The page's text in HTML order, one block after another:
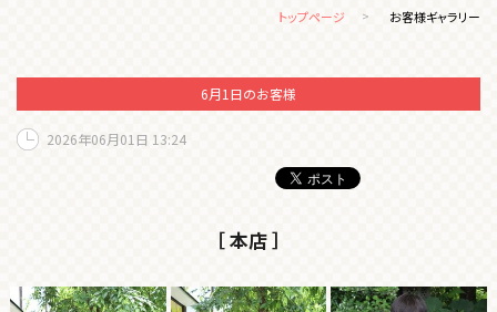
トップページ お客様ギャラリー
6月1日のお客様
2026年06月01日 13:24
［ 本店 ］